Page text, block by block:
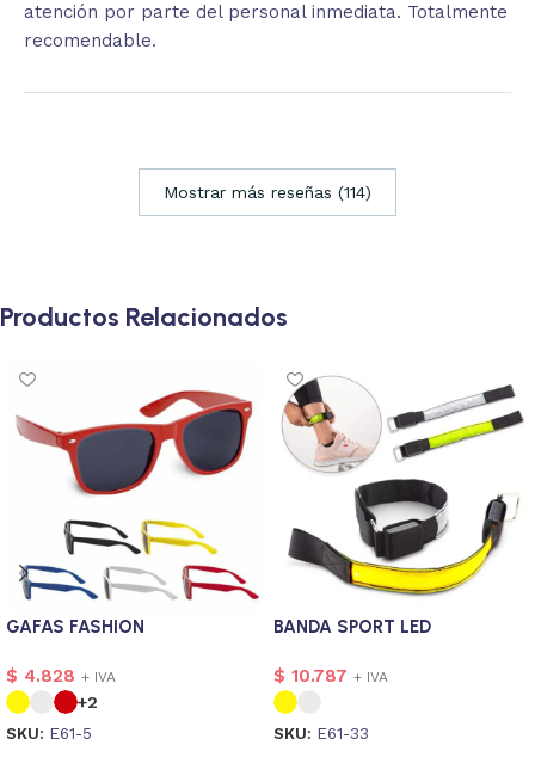
atención por parte del personal inmediata. Totalmente
recomendable.
Mostrar más reseñas (114)
Productos Relacionados
GAFAS FASHION
$ 4.828 + IVA
+2
SKU: E61-5
BANDA SPORT LED
$ 10.787 + IVA
SKU: E61-33